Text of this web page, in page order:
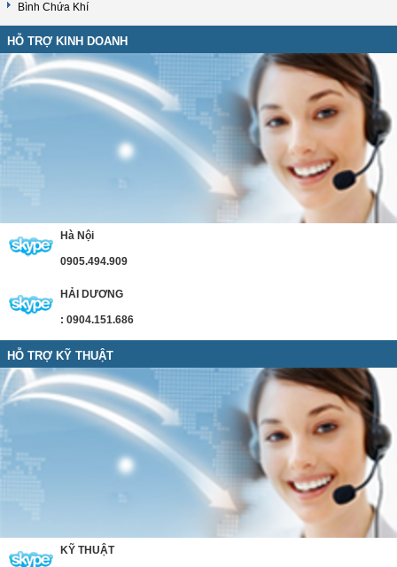
Bình Chứa Khí
HỖ TRỢ KINH DOANH
Hà Nội
0905.494.909
HẢI DƯƠNG
: 0904.151.686
HỖ TRỢ KỸ THUẬT
KỸ THUẬT